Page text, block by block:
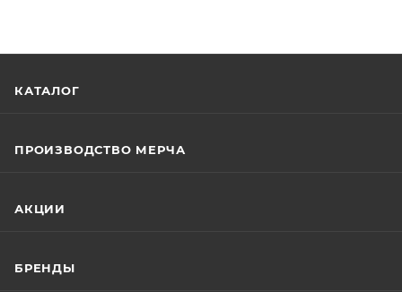
КАТАЛОГ
ПРОИЗВОДСТВО МЕРЧА
АКЦИИ
БРЕНДЫ